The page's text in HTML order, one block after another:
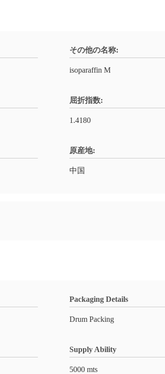
その他の名称:
isoparaffin M
屈折指数:
1.4180
原産地:
中国
Packaging Details
Drum Packing
Supply Ability
5000 mts